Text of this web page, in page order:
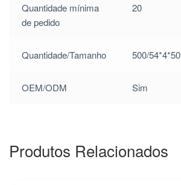
Quantidade mínima
de pedido
20
Quantidade/Tamanho 500/54*4*50
OEM/ODM Sim
Produtos Relacionados